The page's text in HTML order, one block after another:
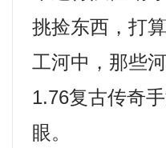
挑捡东西，打
工河中，那些
1.76复古传奇
眼。